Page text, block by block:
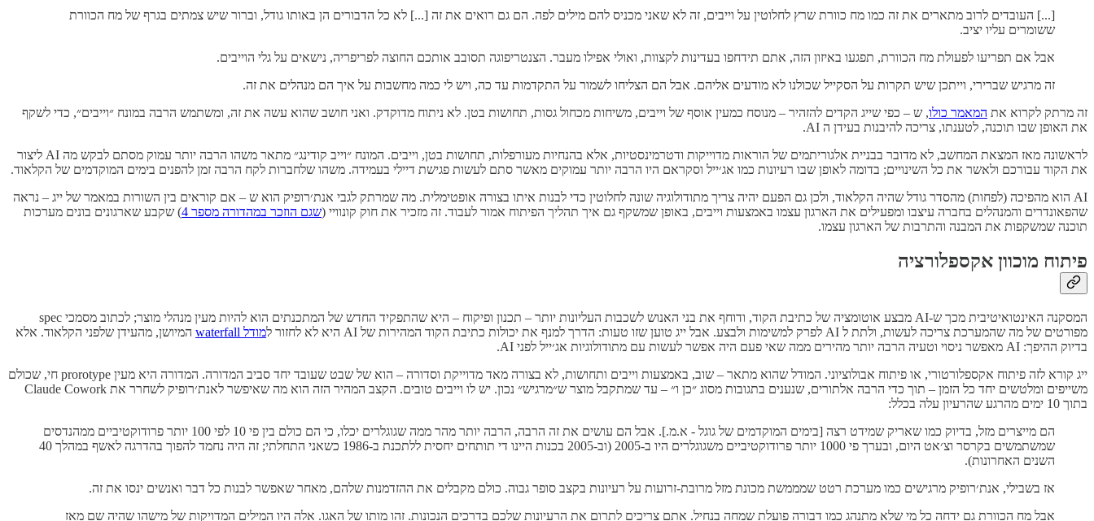
[...] העובדים לרוב מתארים את זה כמו מח כוורת שרץ לחלוטין על וייבים, זה לא שאני מכניס להם מילים לפה. הם גם רואים את זה [...] לא כל הדבורים הן באותו גודל, וברור שיש צמתים בגרף של מח הכוורת
ששומרים עליו יציב.
אבל אם תפריעו לפעולת מח הכוורת, תפגעו באיזון הזה, אתם תידחפו בעדינות לקצוות, ואולי אפילו מעבר. הצנטריפוגה תסובב אותכם החוצה לפריפריה, נישאים על גלי הוייבים.
זה מרגיש שברירי, וייתכן שיש תקרות על הסקייל שכולנו לא מודעים אליהם. אבל הם הצליחו לשמור על התקדמות עד כה, ויש לי כמה מחשבות על איך הם מנהלים את זה.
זה מרתק לקרוא את המאמר כולו, ש – כפי שייג הקדים להזהיר – מנוסח כמעין אוסף של וייבים, משיחות מכחול גסות, תחושות בטן. לא ניתוח מדוקדק. ואני חושב שהוא עשה את זה, ומשתמש הרבה במונח ״וייבים״, כדי לשקף
את האופן שבו תוכנה, לטענתו, צריכה להיבנות בעידן ה AI.
לראשונה מאז המצאת המחשב, לא מדובר בבניית אלגוריתמים של הוראות מדוייקות ודטרמינסטיות, אלא בהנחיות מעורפלות, תחושות בטן, וייבים. המונח ״וייב קודינג״ מתאר משהו הרבה יותר עמוק מסתם לבקש מה AI ליצור
את הקוד עבורכם ולאשר את כל השינויים; בדומה לאופן שבו רעיונות כמו אג׳ייל וסקראם היו הרבה יותר עמוקים מאשר סתם לעשות פגישת דיילי בעמידה. משהו שלחברות לקח הרבה זמן להפנים בימים המוקדמים של הקלאוד.
AI הוא מהפיכה (לפחות) מהסדר גודל שהיה הקלאוד, ולכן גם הפעם יהיה צריך מתודולוגיה שונה לחלוטין כדי לבנות איתו בצורה אופטימלית. מה שמרתק לגבי אנת׳רופיק הוא ש – אם קוראים בין השורות במאמר של ייג – נראה
שהפאונדרים והמנהלים בחברה עיצבו ומפעילים את הארגון עצמו באמצעות וייבים, באופן שמשקף גם איך תהליך הפיתוח אמור לעבוד. זה מזכיר את חוק קונוויי (שגם הוזכר במהדורה מספר 4
) שקבע שארגונים בונים מערכות
תוכנה שמשקפות את המבנה והתרבות של הארגון עצמו.
פיתוח מוכוון אקספלורציה
המסקנה האינטואיטיבית מכך ש-AI מבצע אוטומציה של כתיבת הקוד, ודוחף את בני האנוש לשכבות העליונות יותר – תכנון ופיקוח – היא שהתפקיד החדש של המתכנתים הוא להיות מעין מנהלי מוצר; לכתוב מסמכי spec
מפורטים של מה שהמערכת צריכה לעשות, ולתת ל AI לפרק למשימות ולבצע. אבל ייג טוען שזו טעות: הדרך למנף את יכולות כתיבת הקוד המהירות של AI היא לא לחזור ל
מודל waterfall
המיושן, מהעידן שלפני הקלאוד. אלא
בדיוק ההיפך: AI מאפשר ניסוי וטעיה הרבה יותר מהירים ממה שאי פעם היה אפשר לעשות עם מתודולוגיות אג׳ייל לפני AI.
ייג קורא לזה פיתוח אקספלורטורי, או פיתוח אבולוציוני. המודל שהוא מתאר – שוב, באמצעות וייבים ותחושות, לא בצורה מאד מדוייקת וסדורה – הוא של שבט שעובד יחד סביב המדורה. המדורה היא מעין prorotype חי, שכולם
משייפים ומלטשים יחד כל הזמן – תוך כדי הרבה אלתורים, שנענים בתגובות מסוג ״כן ו״ – עד שמתקבל מוצר ש״מרגיש״ נכון. יש לו וייבים טובים. הקצב המהיר הזה הוא מה שאיפשר לאנת׳רופיק לשחרר את Claude Cowork
בתוך 10 ימים מהרגע שהרעיון עלה בכלל:
הם מייצרים מזל, בדיוק כמו שאריק שמידט רצה [בימים המוקדמים של גוגל - א.מ.]. אבל הם עושים את זה הרבה, הרבה יותר מהר ממה שגוגלרים יכלו, כי הם כולם בין פי 10 לפי 100 יותר פרודוקטיביים ממהנדסים
שמשתמשים בקרסר וצ׳אט היום, ובערך פי 1000 יותר פרודוקטיביים משגוגלרים היו ב-2005 (וב-2005 בכנות היינו די תותחים יחסית ללתכנת ב-1986 כשאני התחלתי; זה היה נחמד להפוך בהדרגה לאשף במהלך 40
השנים האחרונות).
אז בשבילי, אנת׳רופיק מרגישים כמו מערכת רטט שמממשת מכונת מזל מרובת-זרועות על רעיונות בקצב סופר גבוה. כולם מקבלים את ההזדמנות שלהם, מאחר שאפשר לבנות כל דבר ואנשים ינסו את זה.
אבל מח הכוורת גם ידחה כל מי שלא מתנהג כמו דבורה פועלת שמחה בנחיל. אתם צריכים לתרום את הרעיונות שלכם בדרכים הנכונות. זהו מותו של האגו. אלה היו המילים המדויקות של מישהו שהיה שם מאז